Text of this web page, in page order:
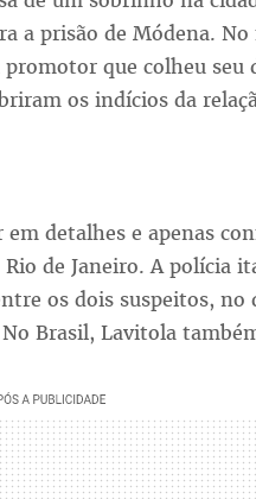
a prisão de Módena.
que colheu seu
os indícios da
detalhes e apenas
de Janeiro. A polícia
os dois suspeitos, no
Brasil, Lavitola